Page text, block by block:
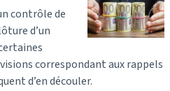
contrôle de
d’un
correspondant aux rappels
d’en découler.